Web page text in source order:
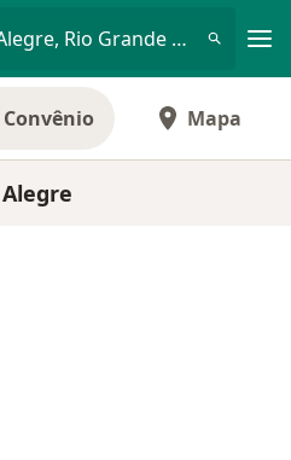
Psicólogo • Porto Alegre, Rio Grande do Sul RS
Convênio Mapa